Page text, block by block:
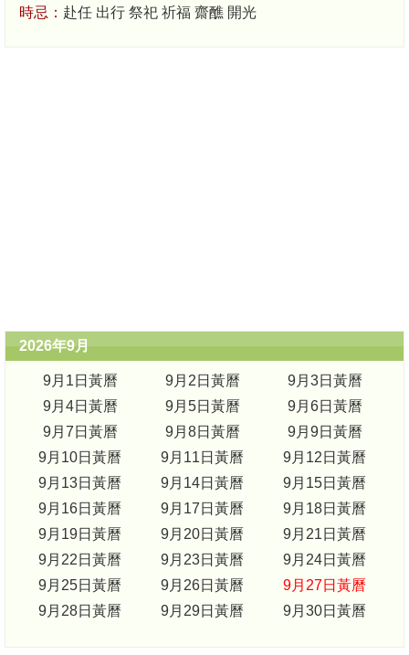
時忌： 赴任 出行 祭祀 祈福 齋醮 開光
2026年9月
9月1日黃曆 9月2日黃曆
9月3日黃曆
9月4日黃曆
9月5日黃曆
9月6日黃曆
9月7日黃曆
9月8日黃曆
9月9日黃曆
9月10日黃曆
9月11日黃曆
9月12日黃曆
9月13日黃曆
9月14日黃曆
9月15日黃曆
9月16日黃曆
9月17日黃曆
9月18日黃曆
9月19日黃曆
9月20日黃曆
9月21日黃曆
9月22日黃曆
9月23日黃曆
9月24日黃曆
9月25日黃曆
9月26日黃曆
9月27日黃曆
9月28日黃曆
9月29日黃曆 9月30日黃曆